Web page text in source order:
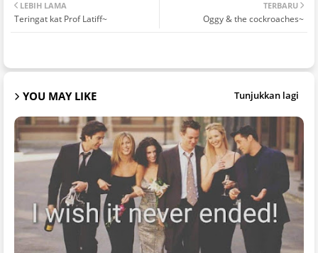
TERBARU
Oggy & the cockroaches~
LEBIH LAMA
Teringat kat Prof Latiff~
YOU MAY LIKE Tunjukkan lagi